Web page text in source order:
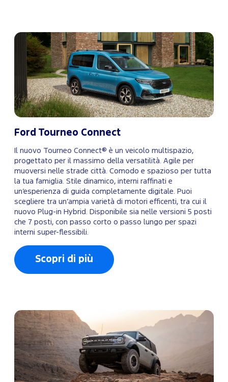
Ford Tourneo Connect
Il nuovo Tourneo Connect® è un veicolo multispazio,
progettato per il massimo della versatilità. Agile per
muoversi nelle strade città. Comodo e spazioso per tutta
la tua famiglia. Stile dinamico, interni raffinati e
un’esperienza di guida completamente digitale. Puoi
scegliere tra un’ampia varietà di motori efficenti, tra cui il
nuovo Plug-in Hybrid. Disponibile sia nelle versioni 5 posti
che 7 posti, con passo corto o passo lungo per spazi
interni super-flessibili.
Scopri di più